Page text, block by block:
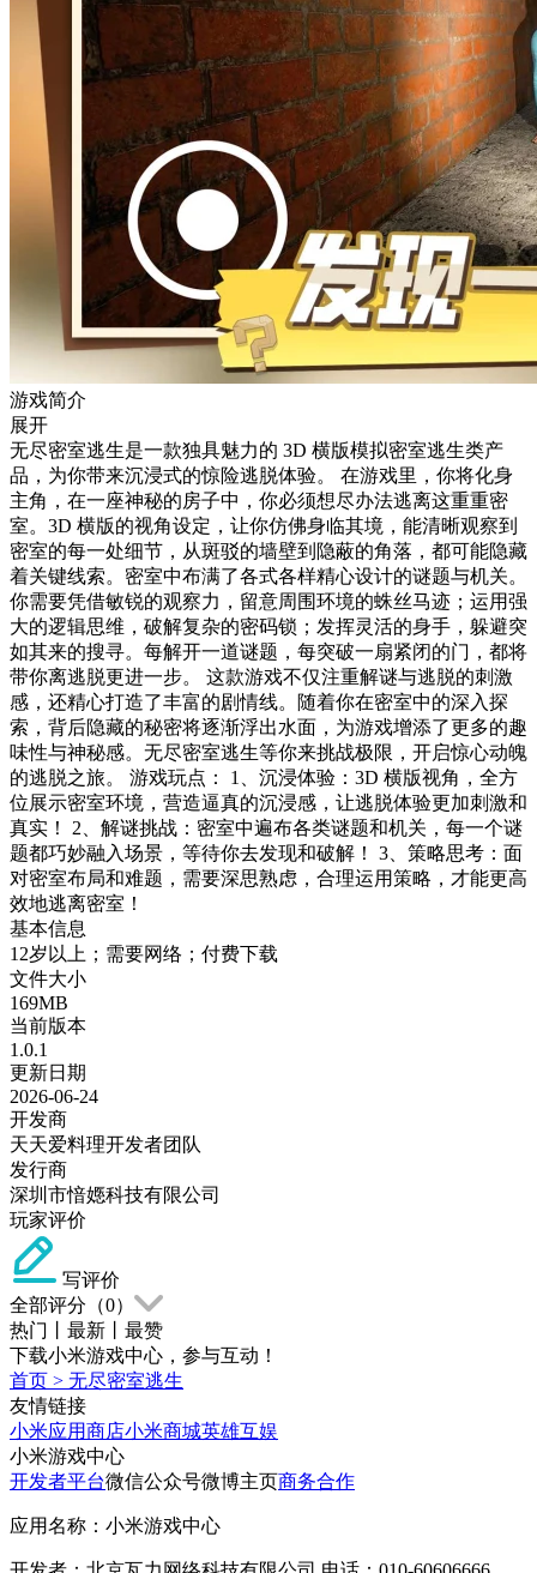
游戏简介
展开
无尽密室逃生是一款独具魅力的 3D 横版模拟密室逃生类产
品，为你带来沉浸式的惊险逃脱体验。 在游戏里，你将化身
主角，在一座神秘的房子中，你必须想尽办法逃离这重重密
室。3D 横版的视角设定，让你仿佛身临其境，能清晰观察到
密室的每一处细节，从斑驳的墙壁到隐蔽的角落，都可能隐藏
着关键线索。密室中布满了各式各样精心设计的谜题与机关。
你需要凭借敏锐的观察力，留意周围环境的蛛丝马迹；运用强
大的逻辑思维，破解复杂的密码锁；发挥灵活的身手，躲避突
如其来的搜寻。每解开一道谜题，每突破一扇紧闭的门，都将
带你离逃脱更进一步。 这款游戏不仅注重解谜与逃脱的刺激
感，还精心打造了丰富的剧情线。随着你在密室中的深入探
索，背后隐藏的秘密将逐渐浮出水面，为游戏增添了更多的趣
味性与神秘感。无尽密室逃生等你来挑战极限，开启惊心动魄
的逃脱之旅。 游戏玩点： 1、沉浸体验：3D 横版视角，全方
位展示密室环境，营造逼真的沉浸感，让逃脱体验更加刺激和
真实！ 2、解谜挑战：密室中遍布各类谜题和机关，每一个谜
题都巧妙融入场景，等待你去发现和破解！ 3、策略思考：面
对密室布局和难题，需要深思熟虑，合理运用策略，才能更高
效地逃离密室！
基本信息
12岁以上；需要网络；付费下载
文件大小
169MB
当前版本
1.0.1
更新日期
2026-06-24
开发商
天天爱料理开发者团队
发行商
深圳市愔嫕科技有限公司
玩家评价
写评价
全部评分（0）
热门
最新
最赞
下载小米游戏中心，参与互动！
首页 > 无尽密室逃生
友情链接
小米应用商店小米商城英雄互娱
小米游戏中心
开发者平台微信公众号微博主页商务合作
应用名称：小米游戏中心